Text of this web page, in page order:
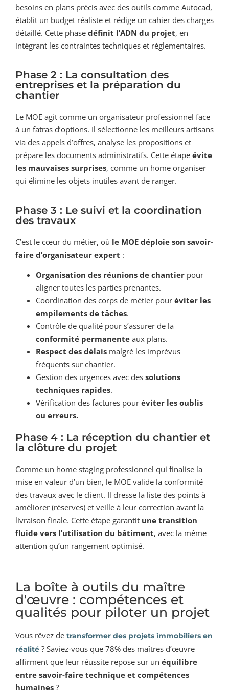
besoins en plans précis avec des outils comme Autocad,
établit un budget réaliste et rédige un cahier des charges
détaillé. Cette phase définit l’ADN du projet, en
intégrant les contraintes techniques et réglementaires.
Phase 2 : La consultation des
entreprises et la préparation du
chantier
Le MOE agit comme un organisateur professionnel face
à un fatras d’options. Il sélectionne les meilleurs artisans
via des appels d’offres, analyse les propositions et
prépare les documents administratifs. Cette étape évite
les mauvaises surprises, comme un home organiser
qui élimine les objets inutiles avant de ranger.
Phase 3 : Le suivi et la coordination
des travaux
C’est le cœur du métier, où le MOE déploie son savoir-
faire d’organisateur expert :
Organisation des réunions de chantier pour
aligner toutes les parties prenantes.
Coordination des corps de métier pour éviter les
empilements de tâches.
Contrôle de qualité pour s’assurer de la
conformité permanente aux plans.
Respect des délais malgré les imprévus
fréquents sur chantier.
Gestion des urgences avec des solutions
techniques rapides.
Vérification des factures pour éviter les oublis
ou erreurs.
Phase 4 : La réception du chantier et
la clôture du projet
Comme un home staging professionnel qui finalise la
mise en valeur d’un bien, le MOE valide la conformité
des travaux avec le client. Il dresse la liste des points à
améliorer (réserves) et veille à leur correction avant la
livraison finale. Cette étape garantit une transition
fluide vers l’utilisation du bâtiment, avec la même
attention qu’un rangement optimisé.
La boîte à outils du maître
d'œuvre : compétences et
qualités pour piloter un projet
Vous rêvez de transformer des projets immobiliers en
réalité ? Saviez-vous que 78% des maîtres d’œuvre
affirment que leur réussite repose sur un équilibre
entre savoir-faire technique et compétences
humaines ?